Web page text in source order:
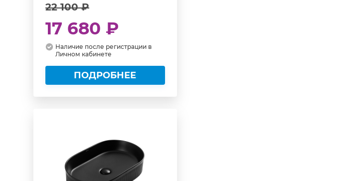
22 100 ₽
17 680 ₽
Наличие после регистрации в
Личном кабинете
ПОДРОБНЕЕ